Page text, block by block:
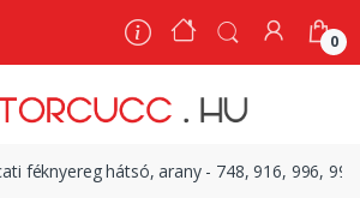
0
féknyereg hátsó, arany - 748, 916, 996,
0